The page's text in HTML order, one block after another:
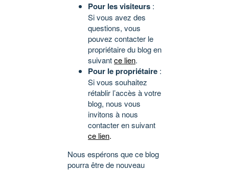
Pour les visiteurs :
Si vous avez des
questions, vous
pouvez contacter le
propriétaire du blog en
suivantce lien.
Pour le propriétaire :
Si vous souhaitez
rétablir l’accès à votre
blog, nous vous
invitons à nous
contacter en suivant
ce lien.
Nous espérons que ce blog
pourra être de nouveau